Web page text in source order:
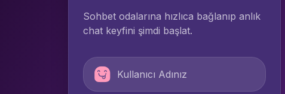
Sohbet odalarına hızlıca bağlanıp anlık
chat keyfini şimdi başlat.